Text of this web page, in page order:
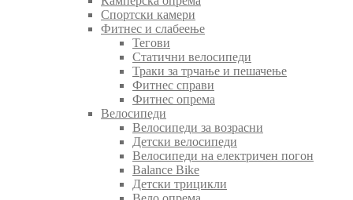
Спортски камери
Фитнес и слабеење
Тегови
Статични велосипеди
Траки за трчање и пешачење
Фитнес справи
Фитнес опрема
Велосипеди
Велосипеди за возрасни
Детски велосипеди
Велосипеди на електричен погон
Balance Bike
Детски трицикли